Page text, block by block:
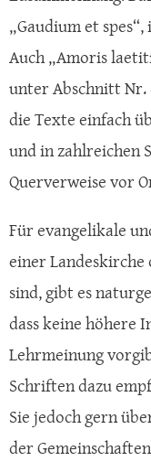
„Gaudium et
Auch „Amoris
unter Abschnitt Nr.
die Texte einfach
und in zahlreichen
Querverweise vor
Für evangelikale
einer Landeskirche
sind, gibt es
dass keine höhere
Lehrmeinung
Schriften dazu
Sie jedoch gern
der